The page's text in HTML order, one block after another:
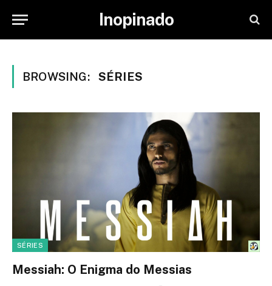
Inopinado
BROWSING: SÉRIES
SÉRIES
Messiah: O Enigma do Messias